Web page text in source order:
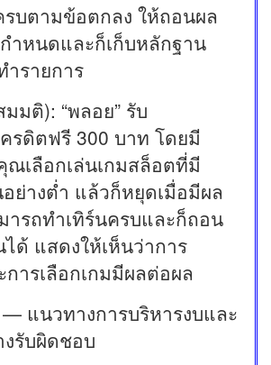
รบตามข้อตกลง ให้ถอนผล
ำหนดและก็เก็บหลักฐาน
ำรายการ
มติ): “พลอย” รับ
รดิตฟรี 300 บาท โดยมี
ณเลือกเล่นเกมสล็อตที่มี
ย่างต่ำ แล้วก็หยุดเมื่อมีผล
ารถทำเทิร์นครบและก็ถอน
ได้ แสดงให้เห็นว่าการ
ารเลือกเกมมีผลต่อผล
แนวทางการบริหารงบและ
งรับผิดชอบ